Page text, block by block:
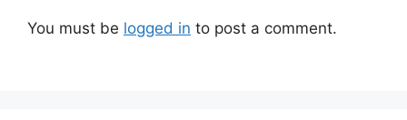
You must be logged in to post a comment.